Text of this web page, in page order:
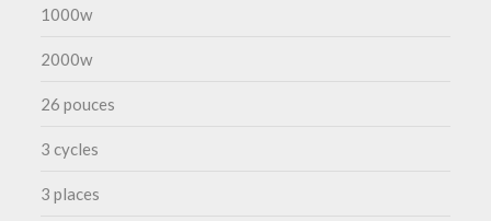
1000w
2000w
26 pouces
3 cycles
3 places